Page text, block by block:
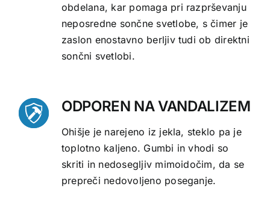
obdelana, kar pomaga pri razprševanju
neposredne sončne svetlobe, s čimer je
zaslon enostavno berljiv tudi ob direktni
sončni svetlobi.
ODPOREN NA VANDALIZEM
Ohišje je narejeno iz jekla, steklo pa je
toplotno kaljeno. Gumbi in vhodi so
skriti in nedosegljiv mimoidočim, da se
prepreči nedovoljeno poseganje.